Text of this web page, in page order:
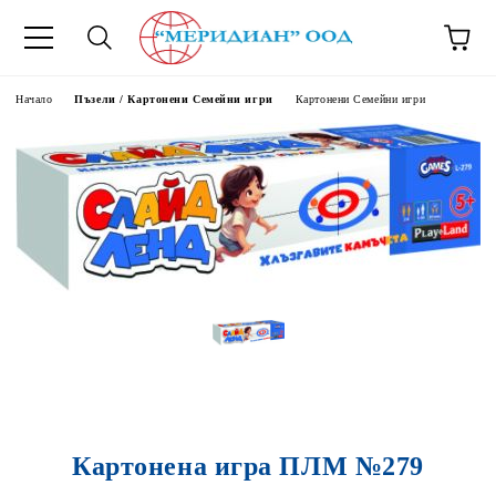
Начало Пъзели / Картонени Семейни игри Картонени Семейни игри
Картонена игра ПЛМ №279